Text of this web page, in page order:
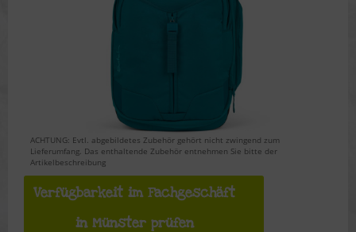
ACHTUNG: Evtl. abgebildetes Zubehör gehört nicht zwingend zum
Lieferumfang. Das enthaltende Zubehör entnehmen Sie bitte der
Artikelbeschreibung
Verfügbarkeit im Fachgeschäft
in Münster prüfen